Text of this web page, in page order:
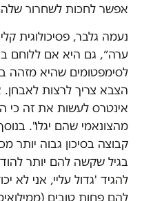
אפשר לחכות לשחרור
נעמה גלבר, פסיכולוגית
ערה״, גם היא אם ללוחם
לסימפטומים שהיא מזהה
הצבא צריך לרצות לאבחן.
אינטרס לעשות את זה כי
מהצונאמי שהם יגלו".
קבוצה בסיכון גבוה יותר
בגיל שקשה להם יותר
להגיד 'גדול עליי, אני לא
להם פחות טובים